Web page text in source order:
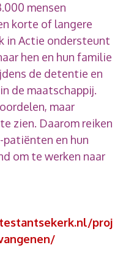
mensen
korte of langere
in Actie ondersteunt
hen en hun familie
de detentie en
de maatschappij.
maar
zien. Daarom reiken
patiënten en hun
om te werken naar
proj